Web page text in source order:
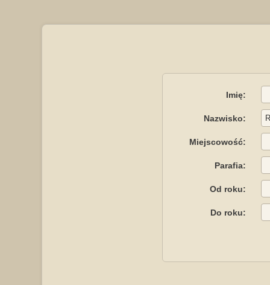
Imię:
Nazwisko:
Miejscowość:
Parafia:
Od roku:
Do roku: